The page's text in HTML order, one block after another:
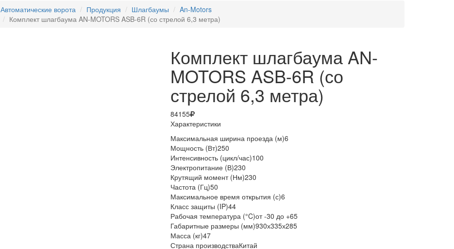
Автоматические ворота Продукция Шлагбаумы
An-Motors
Комплект шлагбаума AN-MOTORS ASB-6R (со стрелой 6,3 метра)
Комплект шлагбаума AN-
MOTORS ASB-6R (со
стрелой 6,3 метра)
84155
Характеристики
Максимальная ширина проезда (м)6
Мощность (Вт)250
Интенсивность (цикл/час)100
Электропитание (В)230
Крутящий момент (Нм)230
Частота (Гц)50
Максимальное время открытия (с)6
Класс защиты (IP)44
Рабочая температура (°C)от -30 до +65
Габаритные размеры (мм)930х335х285
Масса (кг)47
Страна производстваКитай